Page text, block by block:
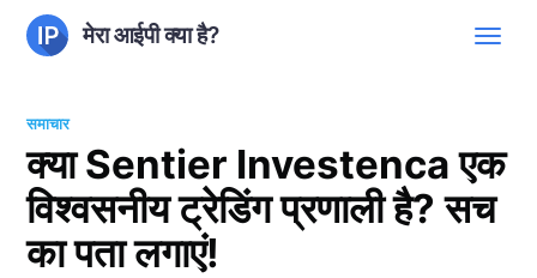
मेरा आईपी क्या है?
समाचार
क्या Sentier Investenca एक
विश्वसनीय ट्रेडिंग प्रणाली है? सच
का पता लगाएं!